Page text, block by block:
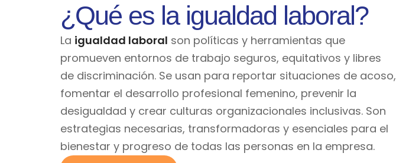
¿Qué es la igualdad laboral?
La igualdad laboral son políticas y herramientas que
promueven entornos de trabajo seguros, equitativos y libres
de discriminación. Se usan para reportar situaciones de acoso,
fomentar el desarrollo profesional femenino, prevenir la
desigualdad y crear culturas organizacionales inclusivas. Son
estrategias necesarias, transformadoras y esenciales para el
bienestar y progreso de todas las personas en la empresa.